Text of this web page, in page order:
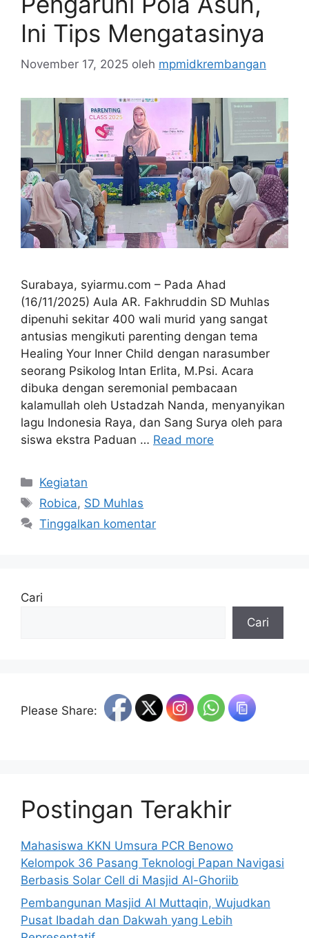
Ini Tips Mengatasinya
November 17, 2025 oleh mpmidkrembangan
Surabaya, syiarmu.com – Pada Ahad
(16/11/2025) Aula AR. Fakhruddin SD Muhlas
dipenuhi sekitar 400 wali murid yang sangat
antusias mengikuti parenting dengan tema
Healing Your Inner Child dengan narasumber
seorang Psikolog Intan Erlita, M.Psi. Acara
dibuka dengan seremonial pembacaan
kalamullah oleh Ustadzah Nanda, menyanyikan
lagu Indonesia Raya, dan Sang Surya oleh para
siswa ekstra Paduan … Read more
Kategori
Kegiatan
Tag
Robica, SD Muhlas
Tinggalkan komentar
Cari
Cari
Please Share:
Postingan Terakhir
Mahasiswa KKN Umsura PCR Benowo
Kelompok 36 Pasang Teknologi Papan Navigasi
Berbasis Solar Cell di Masjid Al-Ghoriib
Pembangunan Masjid Al Muttaqin, Wujudkan
Pusat Ibadah dan Dakwah yang Lebih